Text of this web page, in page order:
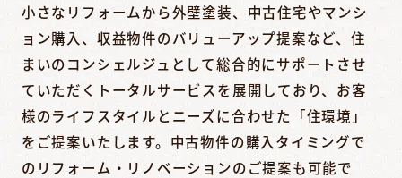
小さなリフォームから外壁塗装、中古住宅やマンシ
ョン購入、収益物件のバリューアップ提案など、住
まいのコンシェルジュとして総合的にサポートさせ
ていただくトータルサービスを展開しており、お客
様のライフスタイルとニーズに合わせた「住環境」
をご提案いたします。中古物件の購入タイミングで
のリフォーム・リノベーションのご提案も可能で